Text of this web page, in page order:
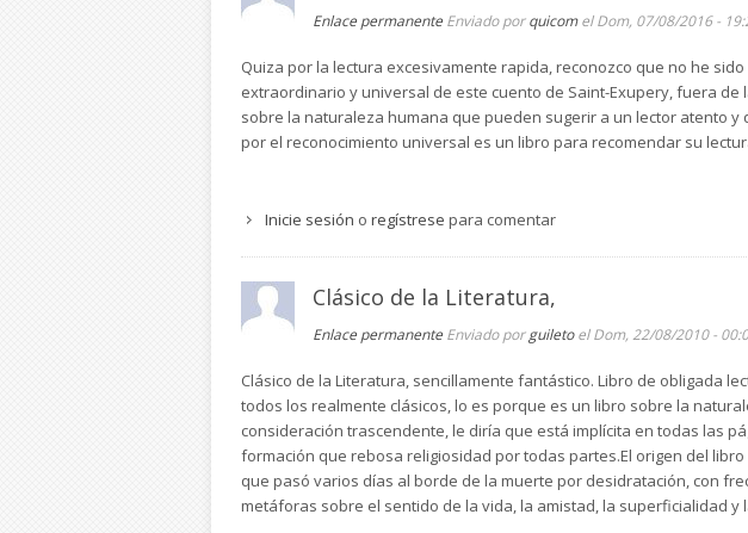
Enlace permanente Enviado porquicomel Dom, 07/08/2016 -
Quiza por la lectura excesivamente rapida, reconozco que no he
extraordinario y universal de este cuento de Saint-Exupery, fuera
sobre la naturaleza humana que pueden sugerir a un lector atento
por el reconocimiento universal es un libro para recomendar su
Inicie sesión o regístrese para comentar
Clásico de la Literatura,
Enlace permanente Enviado porguiletoel Dom, 22/08/2010 -
Clásico de la Literatura, sencillamente fantástico. Libro de obligada
todos los realmente clásicos, lo es porque es un libro sobre la
consideración trascendente, le diría que está implícita en todas las
formación que rebosa religiosidad por todas partes.El origen del
que pasó varios días al borde de la muerte por desidratación, con
metáforas sobre el sentido de la vida, la amistad, la superficialidad y